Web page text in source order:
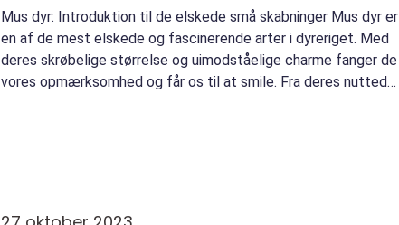
Mus dyr: Introduktion til de elskede små skabninger Mus dyr er
en af de mest elskede og fascinerende arter i dyreriget. Med
deres skrøbelige størrelse og uimodståelige charme fanger de
vores opmærksomhed og får os til at smile. Fra deres nuttede